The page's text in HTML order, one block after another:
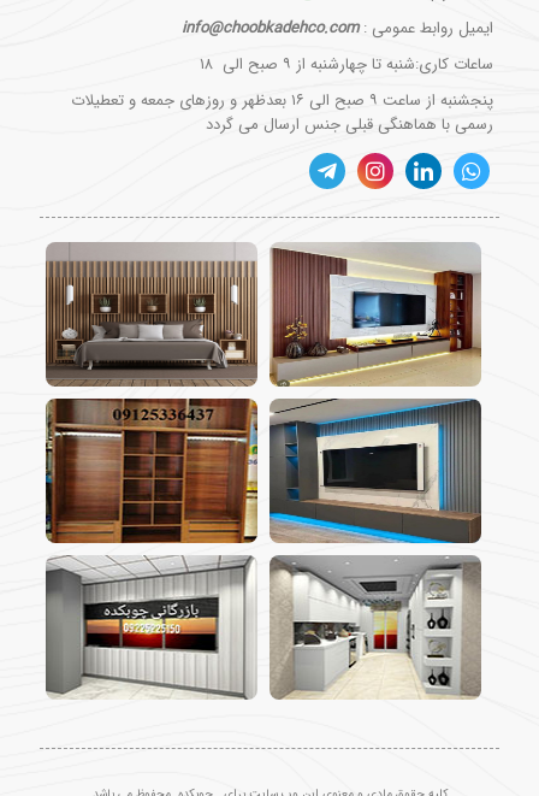
ایمیل روابط عمومی : info@choobkadehco.com
ساعات کاری:شنبه تا چهارشنبه از ۹ صبح الی ۱۸
پنجشنبه از ساعت ۹ صبح الی ۱۶ بعدظهر و روزهای جمعه و تعطیلات
رسمی با هماهنگی قبلی جنس ارسال می گردد